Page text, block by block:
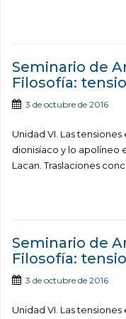
Seminario de
Filosofía:
3 de octubre de 2016
Unidad VI. Las
dionisíaco y lo apolíneo
Lacan. Traslaciones
Seminario de
Filosofía:
3 de octubre de 2016
Unidad VI. Las